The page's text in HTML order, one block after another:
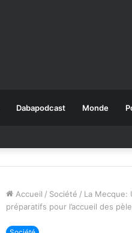
Dabapodcast Monde
Accueil / Société / La Mecque:
préparatifs pour l’accueil des